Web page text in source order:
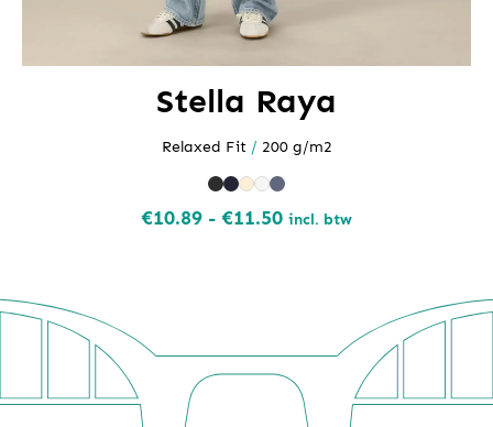
Stella Raya
Relaxed Fit / 200 g/m2
€10.89 - €11.50Prijsklasse:
incl. btw